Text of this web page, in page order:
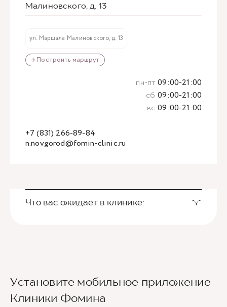
Малиновского, д. 13
ул. Маршала Малиновского, д. 13
→ Построить маршрут
n.novgorod@fomin-clinic.ru
+7 (831) 266-89-84
пн-пт 09:00-21:00
сб 09:00-21:00
вс 09:00-21:00
Что вас ожидает в клинике:
Установите мобильное приложение
Клиники Фомина